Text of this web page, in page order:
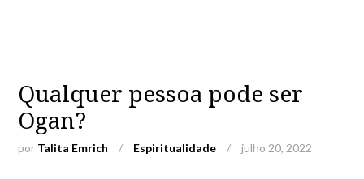
Qualquer pessoa pode ser
Ogan?
por Talita Emrich / Espiritualidade / julho 20, 2022